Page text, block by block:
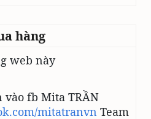
g
hàng
web này
vào fb Mita TRẦN
mitatranvn Team